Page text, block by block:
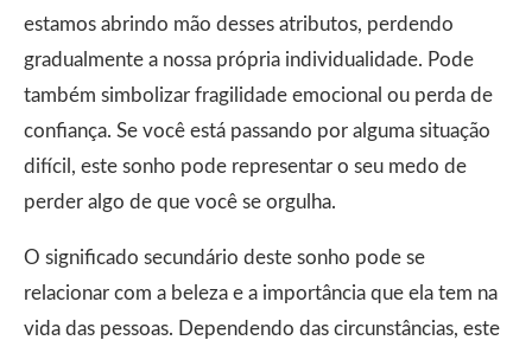
estamos abrindo mão desses atributos, perdendo
gradualmente a nossa própria individualidade. Pode
também simbolizar fragilidade emocional ou perda de
confiança. Se você está passando por alguma situação
difícil, este sonho pode representar o seu medo de
perder algo de que você se orgulha.
O significado secundário deste sonho pode se
relacionar com a beleza e a importância que ela tem na
vida das pessoas. Dependendo das circunstâncias, este